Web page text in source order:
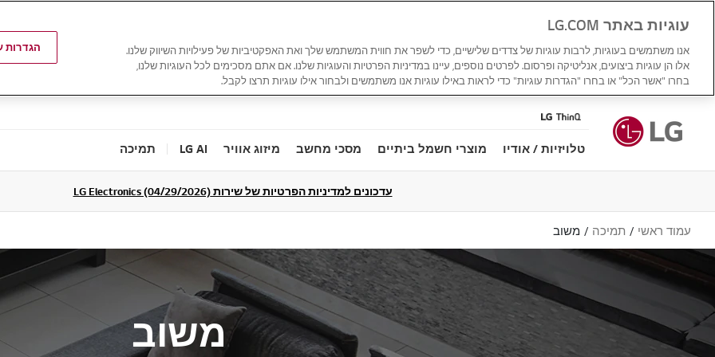
טלויזיות / אודיו מוצרי חשמל ביתיים מסכי מחשב מיזוג אוויר LG AI תמיכה
עדכונים למדיניות הפרטיות של שירות LG Electronics (04/29/2026)
עמוד ראשי תמיכה משוב
משוב
עוגיות באתר LG.COM
אנו משתמשים בעוגיות, לרבות עוגיות של צדדים שלישיים, כדי לשפר את חווית המשתמש שלך ואת האפקטיביות של פעילויות השיווק שלנו.
אלו הן עוגיות ביצועים, אנליטיקה ופרסום. לפרטים נוספים, עיינו במדיניות הפרטיות והעוגיות שלנו. אם אתם מסכימים לכל העוגיות שלנו,
בחרו "אשר הכל" או בחרו "הגדרות עוגיות" כדי לראות באילו עוגיות אנו משתמשים ולבחור אילו עוגיות תרצו לקבל.
הגדרות